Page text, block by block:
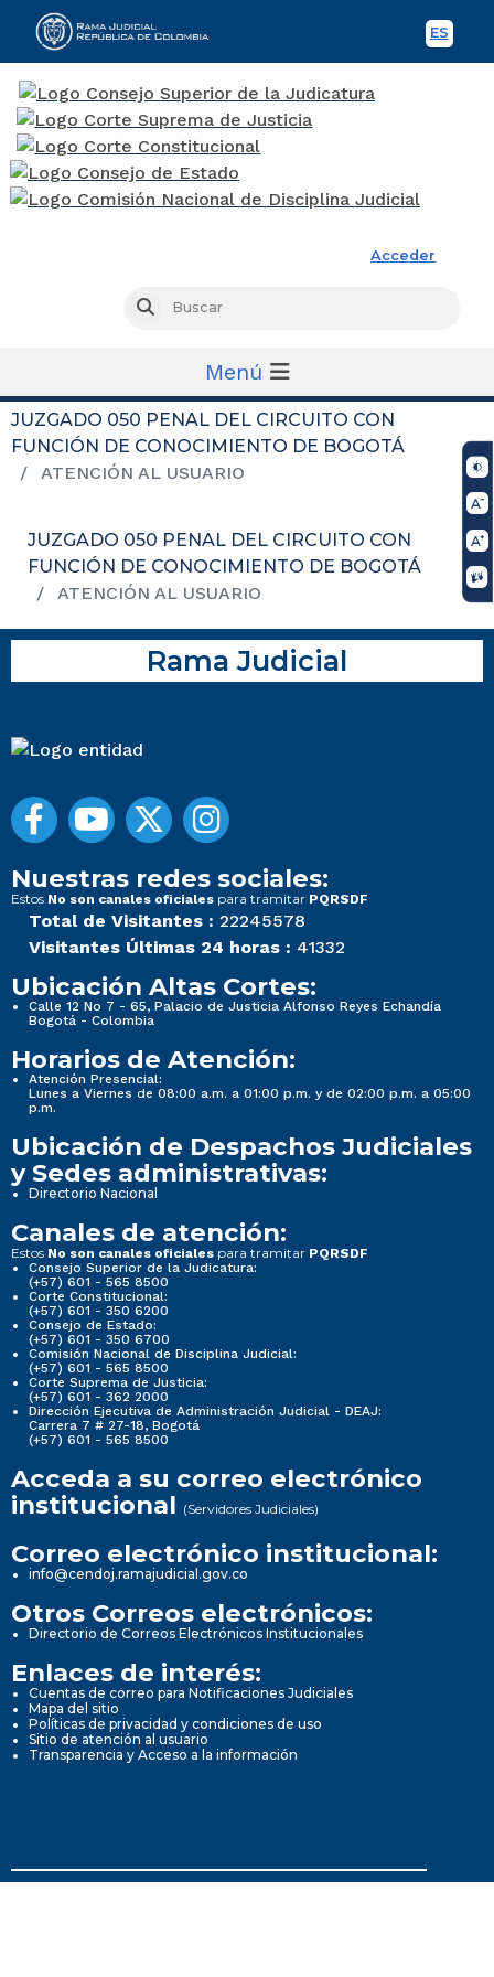
ES
Acceder
Buscar
Menú
JUZGADO 050 PENAL DEL CIRCUITO CON
FUNCIÓN DE CONOCIMIENTO DE BOGOTÁ
ATENCIÓN AL USUARIO
JUZGADO 050 PENAL DEL CIRCUITO CON
FUNCIÓN DE CONOCIMIENTO DE BOGOTÁ
ATENCIÓN AL USUARIO
Rama Judicial
Nuestras redes sociales:
Estos No son canales oficiales para tramitar PQRSDF
Total de Visitantes : 22245578
Visitantes Últimas 24 horas : 41332
Ubicación Altas Cortes:
Calle 12 No 7 - 65, Palacio de Justicia Alfonso Reyes Echandía
Bogotá - Colombia
Horarios de Atención:
Atención Presencial:
Lunes a Viernes de 08:00 a.m. a 01:00 p.m. y de 02:00 p.m. a 05:00
p.m.
Ubicación de Despachos Judiciales
y Sedes administrativas:
Directorio Nacional
Canales de atención:
Estos No son canales oficiales para tramitar PQRSDF
Consejo Superior de la Judicatura:
(+57) 601 - 565 8500
Corte Constitucional:
(+57) 601 - 350 6200
Consejo de Estado:
(+57) 601 - 350 6700
Comisión Nacional de Disciplina Judicial:
(+57) 601 - 565 8500
Corte Suprema de Justicia:
(+57) 601 - 362 2000
Dirección Ejecutiva de Administración Judicial - DEAJ:
Carrera 7 # 27-18, Bogotá
(+57) 601 - 565 8500
Acceda a su correo electrónico
institucional (Servidores Judiciales)
Correo electrónico institucional:
info@cendoj.ramajudicial.gov.co
Otros Correos electrónicos:
Directorio de Correos Electrónicos Institucionales
Enlaces de interés:
Cuentas de correo para Notificaciones Judiciales
Mapa del sitio
Políticas de privacidad y condiciones de uso
Sitio de atención al usuario
Transparencia y Acceso a la información